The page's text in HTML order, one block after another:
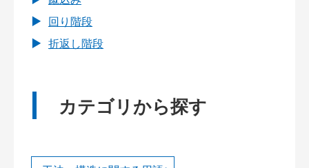
回り階段
折返し階段
カテゴリから探す